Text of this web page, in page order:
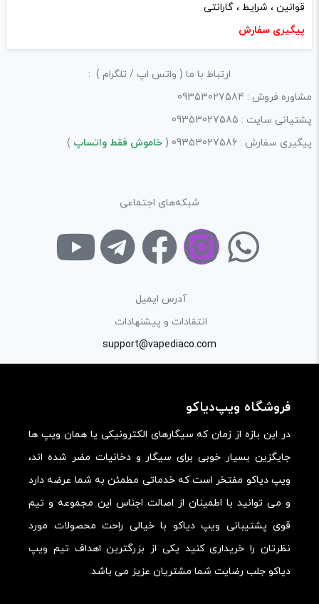
ایمیل*
ذخیره نام، ایمیل و وبسایت من در مرورگر برای زمانی که دوباره
دیدگاهی می‌نویسم.
بیانی رسمی و عاری از لحن تند، تمسخرو توهین باشد.
از ارسال لینک‌های سایت‌های دیگر و ارایه‌ی اطلاعات شخصی
خودتان مثل شماره تماس، ایمیل و آی‌دی شبکه‌های اجتماعی
پرهیز کنید.
ارائه‌ی اطلاعات مشخص و دقیق برای راهنمایی سایر کاربران در
فرآیند خرید یک محصول توسط ایشان است.
با توجه به ساختار بخش نظرات، از پرسیدن سوال یا درخواست
راهنمایی در این بخش خودداری کرده و سوالات خود را در بخش
«پرسش و پاسخ» مطرح کنید.
کارایی:
قوانین ، شرایط ، گارانتی
پیگیری سفارش
ارتباط با ما ( واتس اپ / تلگرام ) :
مشاوره فروش : 09353027584
پشتیانی سایت : 09353027585
پیگیری سفارش : 09353027586 (
خاموش فقط واتساپ )
شبکه‌های اجتماعی
آدرس ایمیل
انتقادات و پیشنهادات
support@vapediaco.com
فروشگاه ویپ‌دیاکو
در این بازه از زمان که سیگارهای الکترونیکی یا همان ویپ ها
جایگزین بسیار خوبی برای سیگار و دخانیات مضر شده اند،
ویپ دیاکو مفتخر است که خدماتی مطمئن به شما عرضه دارد
و می توانید با اطمینان از اصالت اجناس این مجموعه و تیم
قوی پشتیبانی ویپ دیاکو با خیالی راحت محصولات مورد
نظرتان را خریداری کنید یکی از بزرگترین اهداف تیم ویپ
دیاکو جلب رضایت شما مشتریان عزیز می باشد.